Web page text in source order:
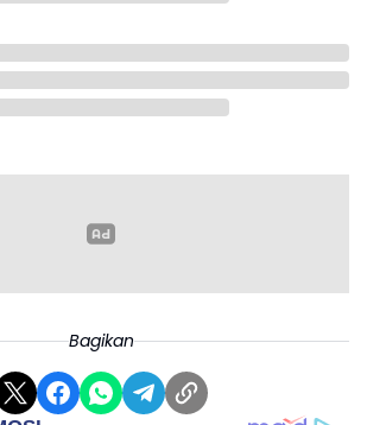
Bagikan